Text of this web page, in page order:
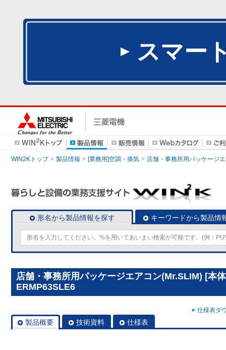
スマー
WIN2Kトップ 製品情報 [業務用]空調・換気 店舗・事務所用パッケージ
形名から製品情報を探す キーワードから製品情
店舗・事務所用パッケージエアコン(Mr.SLIM) [本
ERMP63SLE6
仕様表ダ
製品概要 技術資料 仕様表